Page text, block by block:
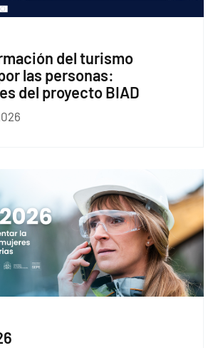
del turismo
las personas:
del proyecto BIAD